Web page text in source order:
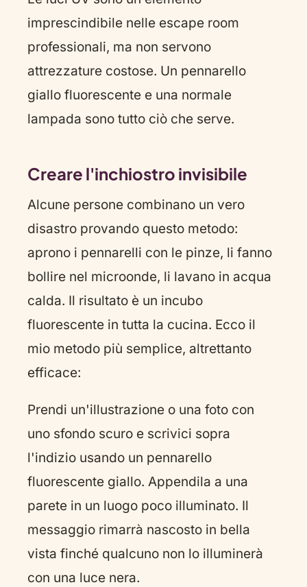
imprescindibile nelle escape room
professionali, ma non servono
attrezzature costose. Un pennarello
giallo fluorescente e una normale
lampada sono tutto ciò che serve.
Creare l'inchiostro invisibile
Alcune persone combinano un vero
disastro provando questo metodo:
aprono i pennarelli con le pinze, li fanno
bollire nel microonde, li lavano in acqua
calda. Il risultato è un incubo
fluorescente in tutta la cucina. Ecco il
mio metodo più semplice, altrettanto
efficace:
Prendi un'illustrazione o una foto con
uno sfondo scuro e scrivici sopra
l'indizio usando un pennarello
fluorescente giallo. Appendila a una
parete in un luogo poco illuminato. Il
messaggio rimarrà nascosto in bella
vista finché qualcuno non lo illuminerà
con una luce nera.